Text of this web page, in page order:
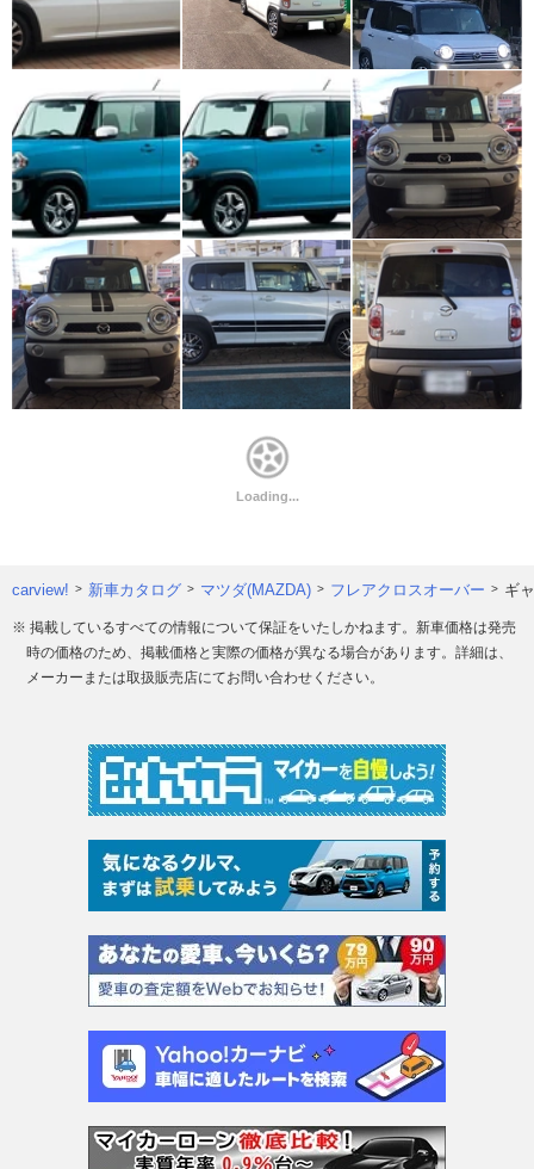
carview! 新車カタログ マツダ(MAZDA) フレアクロスオーバー ギ
※ 掲載しているすべての情報について保証をいたしかねます。新車価格は発売
時の価格のため、掲載価格と実際の価格が異なる場合があります。詳細は、
メーカーまたは取扱販売店にてお問い合わせください。